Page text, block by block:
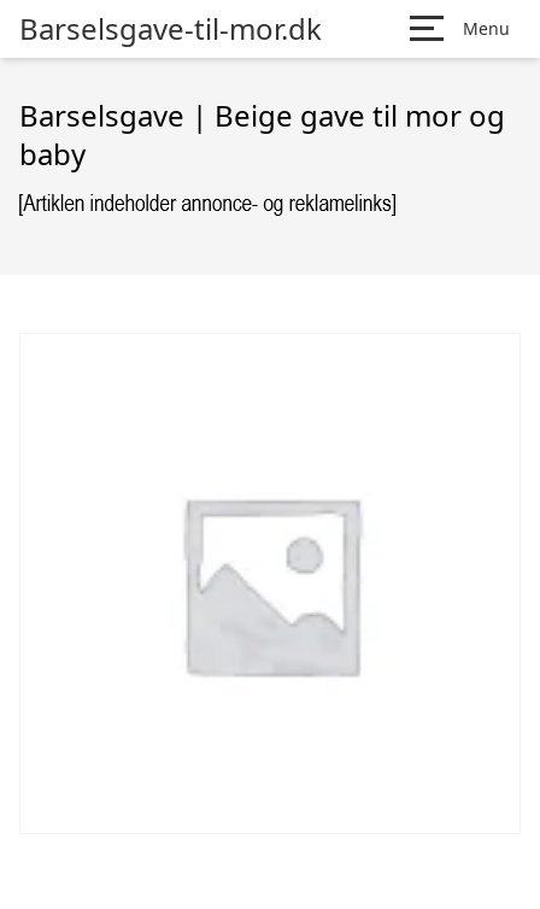
Barselsgave-til-mor.dk Menu
Barselsgave | Beige gave til mor og
baby